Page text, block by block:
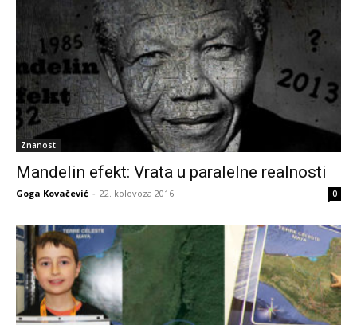
Znanost
Mandelin efekt: Vrata u paralelne realnosti
Goga Kovačević - 22. kolovoza 2016. 0